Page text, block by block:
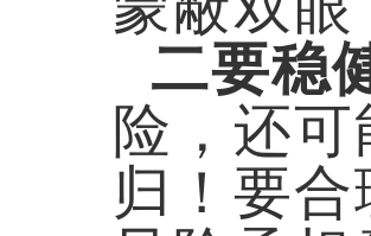
二要稳
险，还
归！要